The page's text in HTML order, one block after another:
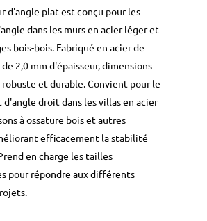
d'angle plat est conçu pour les
dans les murs en acier léger et
bois-bois. Fabriqué en acier de
2,0 mm d'épaisseur, dimensions
et durable. Convient pour le
droit dans les villas en acier
à ossature bois et autres
efficacement la stabilité
en charge les tailles
pour répondre aux différents